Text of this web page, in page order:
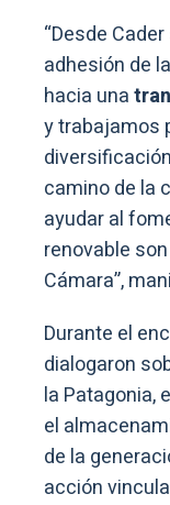
“Desde
adhesión de
hacia una
y trabajamos
camino de la
ayudar al
renovable
Cámara”,
Durante el
dialogaron
la Patagonia,
el
de la
acción